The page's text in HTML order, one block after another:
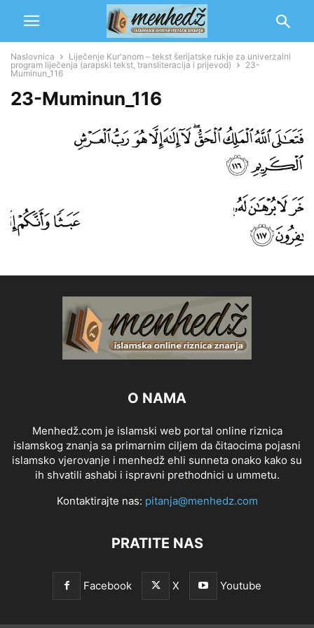
Naslovnica
Liječenje Kur'anom – tekst šerijatske rukje za univerzalni
program liječenja (arapski tekst, transliteracija i prijevod)
23-
Muminun_116
23-Muminun_116
O NAMA
Menhedž.com je islamski web portal online riznica
islamskog znanja sa primarnim ciljem da čitaocima pojasni
islamsko vjerovanje i menhedž ehli sunneta onako kako su
ih shvatili ashabi i ispravni prethodnici u ummetu.
Kontaktirajte nas: pitanja@menhedz.com
PRATITE NAS
Facebook X Youtube